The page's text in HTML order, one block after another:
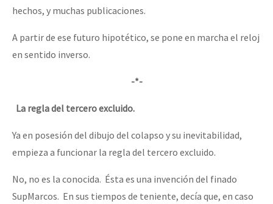
hechos, y muchas publicaciones.
A partir de ese futuro hipotético, se pone en marcha el reloj
en sentido inverso.
-*-
La regla del tercero excluido.
Ya en posesión del dibujo del colapso y su inevitabilidad,
empieza a funcionar la regla del tercero excluido.
No, no es la conocida. Ésta es una invención del finado
SupMarcos. En sus tiempos de teniente, decía que, en caso